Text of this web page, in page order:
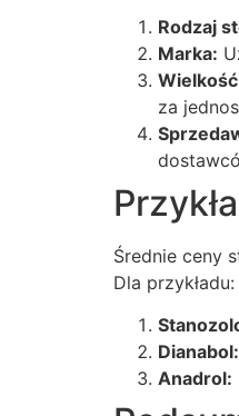
Rodzaj
Marka:
za
Średnie ceny
Dla przykładu:
Dianabol:
Anadrol: